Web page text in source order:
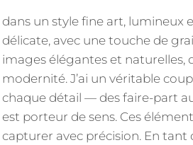
dans un style fine art, lumineux
délicate, avec une touche de
images élégantes et naturelles,
modernité. J’ai un véritable
chaque détail — des faire-part
est porteur de sens. Ces
capturer avec précision. En tant